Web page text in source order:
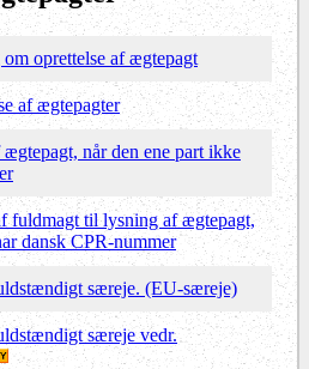
oprettelse af ægtepagt
af ægtepagter
når den ene part ikke
fuldmagt til lysning af ægtepagt,
dansk CPR-nummer
særeje. (EU-særeje)
særeje vedr.